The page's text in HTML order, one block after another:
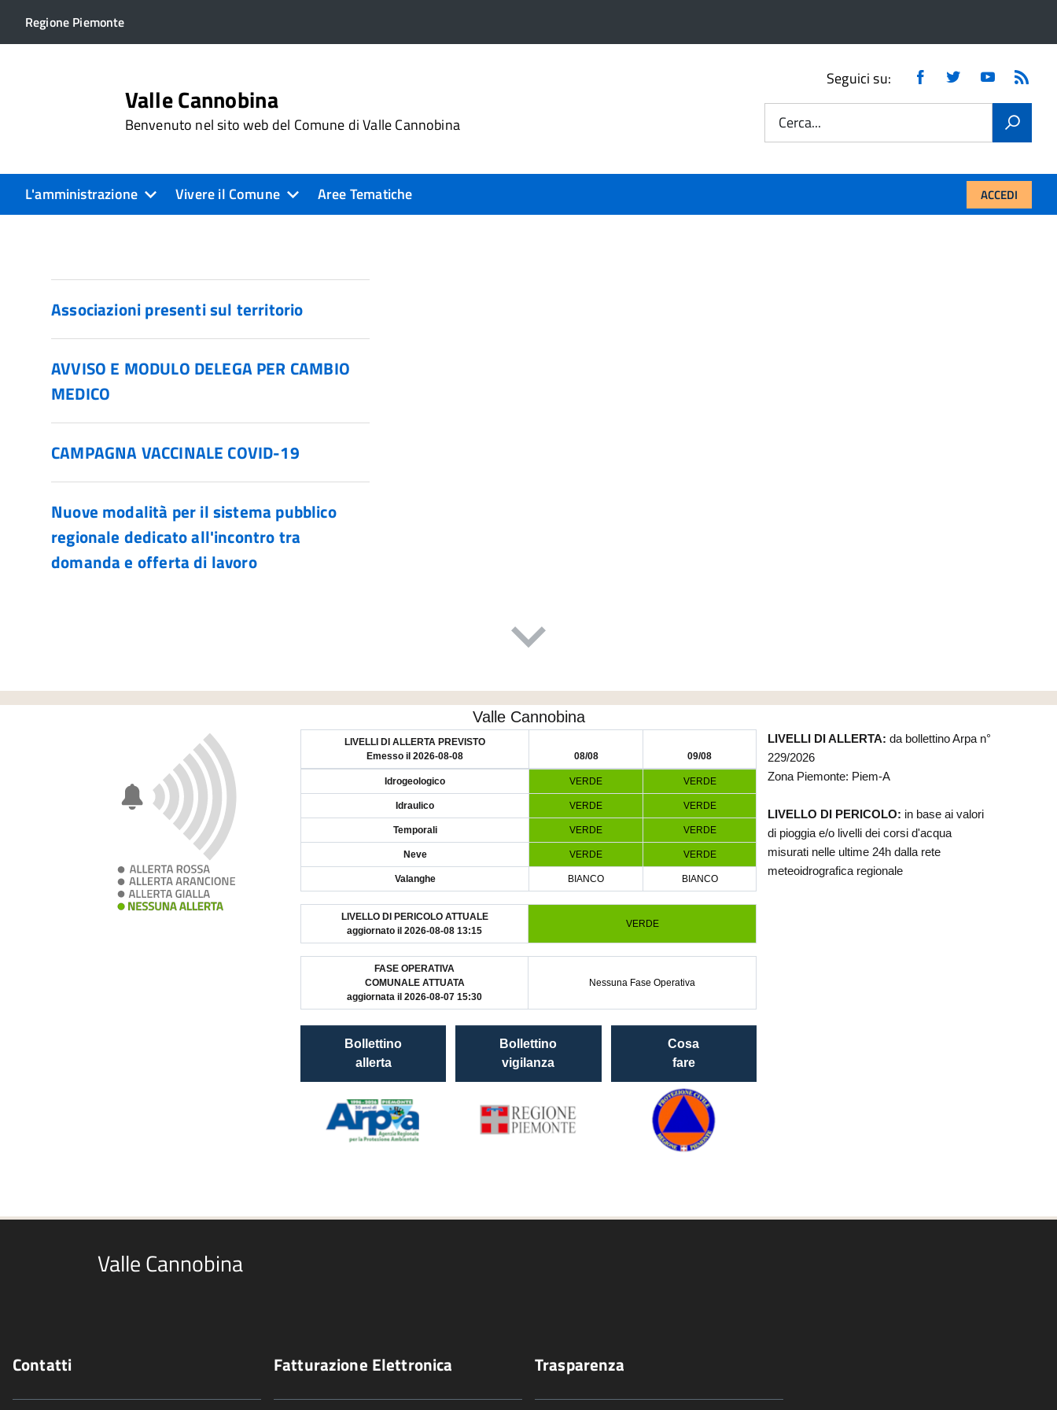
Regione Piemonte
Valle Cannobina
Benvenuto nel sito web del Comune di Valle Cannobina
Seguici su: Facebook
Twitter Youtube
Cerca...
L'amministrazione Vivere il Comune ACCEDI
Aree Tematiche
Associazioni presenti sul territorio
AVVISO E MODULO DELEGA PER CAMBIO
MEDICO
CAMPAGNA VACCINALE COVID-19
Nuove modalità per il sistema pubblico
regionale dedicato all'incontro tra
domanda e offerta di lavoro
Valle Cannobina
Contatti Fatturazione Elettronica Trasparenza